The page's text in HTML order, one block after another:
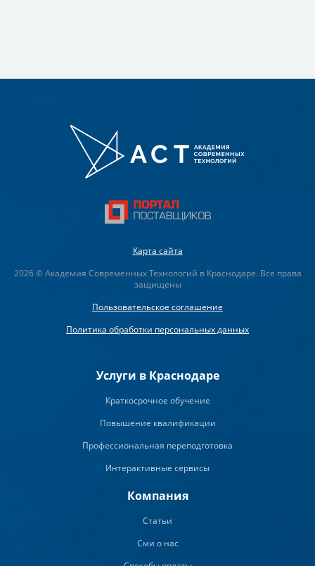
Карта сайта
2026 © Академия Современных Технологий в Краснодаре. Все права
защищены
Пользовательское соглашение
Политика обработки персональных данных
Услуги в Краснодаре
Краткосрочное обучение
Повышение квалификации
Профессиональная переподготовка
Интерактивные сервисы
Компания
Статьи
Сми о нас